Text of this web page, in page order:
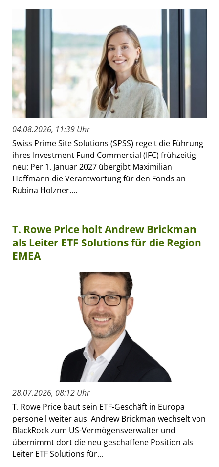
04.08.2026, 11:39 Uhr
Swiss Prime Site Solutions (SPSS) regelt die Führung
ihres Investment Fund Commercial (IFC) frühzeitig
neu: Per 1. Januar 2027 übergibt Maximilian
Hoffmann die Verantwortung für den Fonds an
Rubina Holzner....
T. Rowe Price holt Andrew Brickman
als Leiter ETF Solutions für die Region
EMEA
28.07.2026, 08:12 Uhr
T. Rowe Price baut sein ETF-Geschäft in Europa
personell weiter aus: Andrew Brickman wechselt von
BlackRock zum US-Vermögensverwalter und
übernimmt dort die neu geschaffene Position als
Leiter ETF Solutions für...